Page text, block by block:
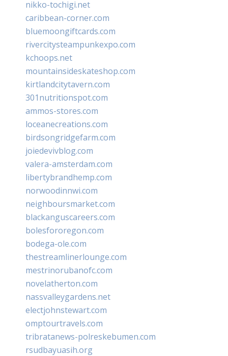
nikko-tochigi.net
caribbean-corner.com
bluemoongiftcards.com
rivercitysteampunkexpo.com
kchoops.net
mountainsideskateshop.com
kirtlandcitytavern.com
301nutritionspot.com
ammos-stores.com
loceanecreations.com
birdsongridgefarm.com
joiedevivblog.com
valera-amsterdam.com
libertybrandhemp.com
norwoodinnwi.com
neighboursmarket.com
blackanguscareers.com
bolesfororegon.com
bodega-ole.com
thestreamlinerlounge.com
mestrinorubanofc.com
novelatherton.com
nassvalleygardens.net
electjohnstewart.com
omptourtravels.com
tribratanews-polreskebumen.com
rsudbayuasih.org